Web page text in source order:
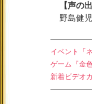
【声の
野島健児
イベント「
ゲーム『金
新着ビデオ